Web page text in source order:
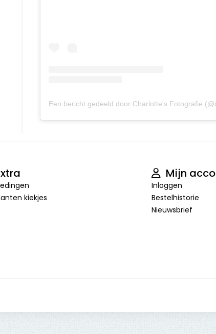
kiekjes
Mijn
Inloggen
Bestelhistorie
Nieuwsbrief